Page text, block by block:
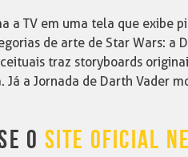
a TV em uma tela que exibe
de arte de Star Wars: a
traz storyboards
a Jornada de Darth Vader
O SITE OFICIAL